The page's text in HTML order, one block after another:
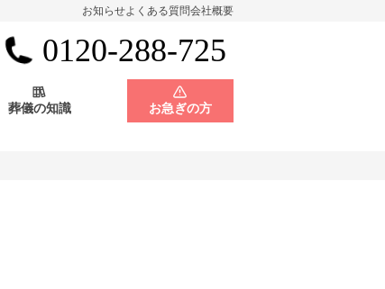
お知らせよくある質問会社概要
0120-288-725
葬儀の知識 お急ぎの方
会員制度
神奈川県